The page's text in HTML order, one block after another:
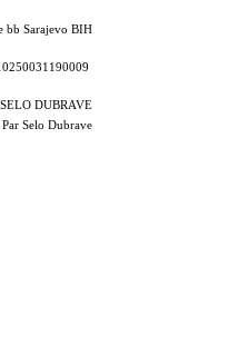
bb Sarajevo BIH
DUBRAVE
Par Selo Dubrave